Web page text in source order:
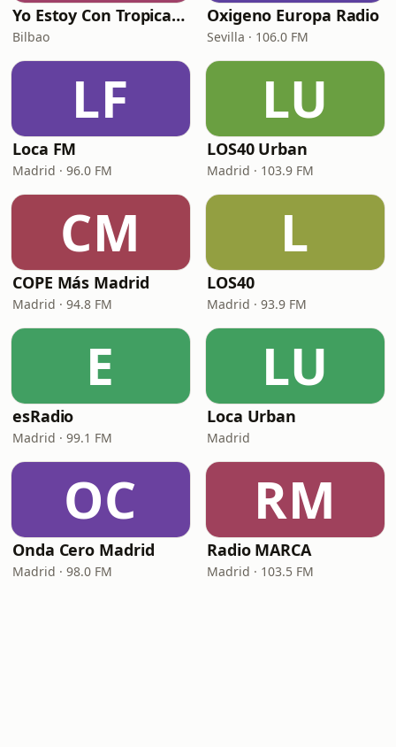
Yo Estoy Con Tropicana - España
Bilbao
Oxigeno Europa Radio
Sevilla · 106.0 FM
LF
Loca FM
Madrid · 96.0 FM
LU
LOS40 Urban
Madrid · 103.9 FM
CM
COPE Más Madrid
Madrid · 94.8 FM
L
LOS40
Madrid · 93.9 FM
E
esRadio
Madrid · 99.1 FM
LU
Loca Urban
Madrid
OC
Onda Cero Madrid
Madrid · 98.0 FM
RM
Radio MARCA
Madrid · 103.5 FM